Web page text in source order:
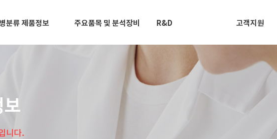
분류 제품정보 주요품목 및 분석장비 R&D 고객지원
니다.